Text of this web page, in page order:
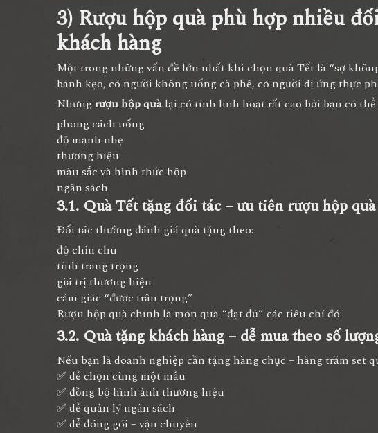
3) Rượu hộp quà phù hợp nhiều
khách hàng
Một trong những vấn đề lớn nhất khi chọn quà Tết là “sợ
bánh kẹo, có người không uống cà phê, có người dị ứng thực
Nhưngrượu hộp quà lại có tính linh hoạt rất cao bởi bạn có
phong cách uống
độ mạnh nhẹ
thương hiệu
màu sắc và hình thức hộp
ngân sách
3.1. Quà Tết tặng đối tác – ưu tiên rượu hộp
Đối tác thường đánh giá quà tặng theo:
độ chỉn chu
tính trang trọng
giá trị thương hiệu
cảm giác “được trân trọng”
Rượu hộp quà chính là món quà “đạt đủ” các tiêu chí đó.
3.2. Quà tặng khách hàng – dễ mua theo số
Nếu bạn là doanh nghiệp cần tặng hàng chục – hàng trăm set
✅ dễ chọn cùng một mẫu
✅ đồng bộ hình ảnh thương hiệu
✅ dễ quản lý ngân sách
✅ dễ đóng gói – vận chuyển